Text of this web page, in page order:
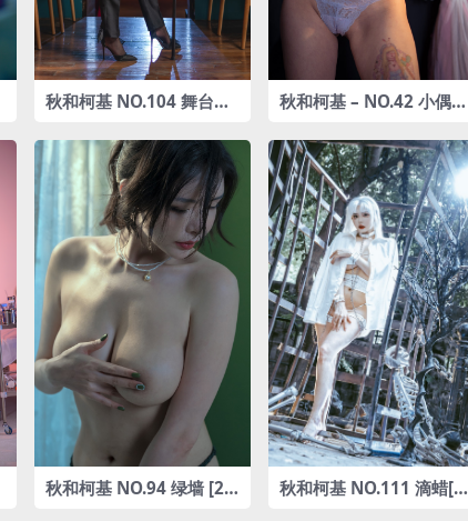
秋和柯基 NO.104 舞台秀
秋和柯基 – NO.42 小偶像
秋和柯基 NO.94 绿墙 [25
秋和柯基 NO.111 滴蜡[11